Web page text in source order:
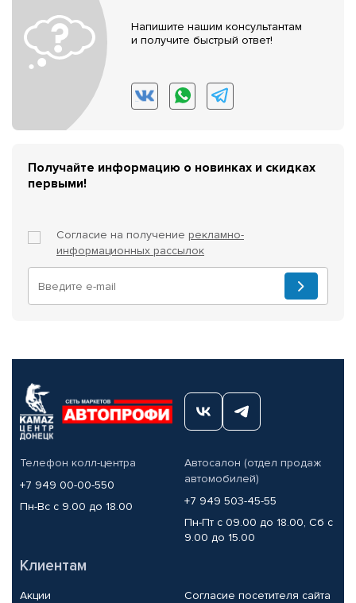
Напишите нашим консультантам
и получите быстрый ответ!
Получайте информацию о новинках и скидках
первыми!
Согласие на получение рекламно-
информационных рассылок
Телефон колл-центра
+7 949 00-00-550
Пн-Вс с 9.00 до 18.00
Автосалон (отдел продаж
автомобилей)
+7 949 503-45-55
Пн-Пт с 09.00 до 18.00, Сб с
9.00 до 15.00
Клиентам
Акции Согласие посетителя сайта